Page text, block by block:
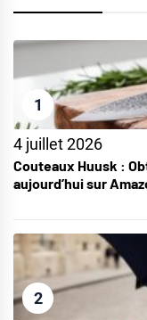
1
4 juillet 2026
Couteaux Huusk :
aujourd’hui sur
2